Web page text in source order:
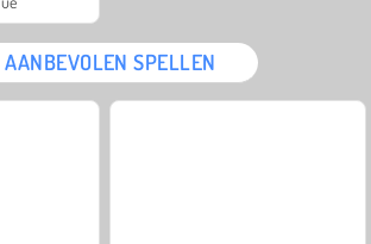
AANBEVOLEN SPELLEN